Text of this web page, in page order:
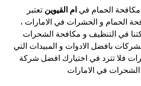
الحمام في ام القيوين تعتبر
الحمام و الحشرات في الامارات ،
في التنظيف و مكافحة الشحرات
بافضل الادوات و المبيدات التي
فلا تترد في اختيارك افضل شركة
في الامارات